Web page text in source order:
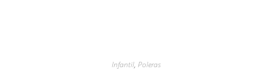
Infantil, Poleras